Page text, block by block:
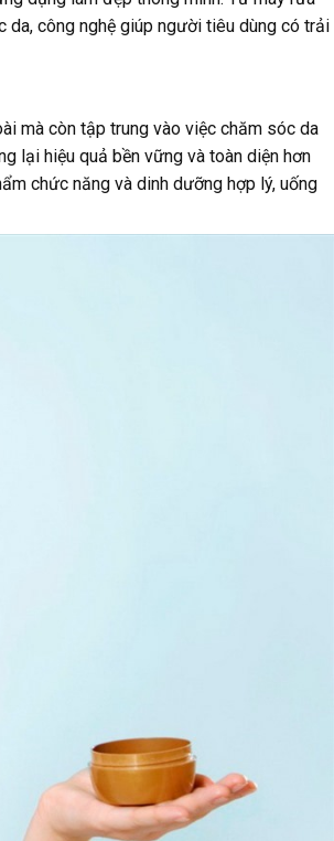
công nghệ giúp người tiêu dùng có trải
mà còn tập trung vào việc chăm sóc da
lại hiệu quả bền vững và toàn diện hơn
chức năng và dinh dưỡng hợp lý, uống